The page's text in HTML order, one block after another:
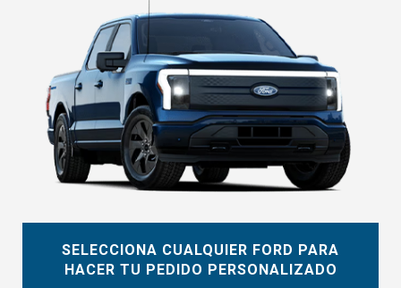
SELECCIONA CUALQUIER FORD PARA
HACER TU PEDIDO PERSONALIZADO